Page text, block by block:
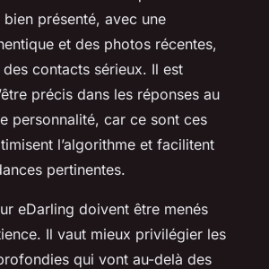
présenté, avec une
et des photos récentes,
des contacts sérieux. Il est
précis dans les réponses au
personnalité, car ce sont ces
l’algorithme et facilitent
pertinentes.
eDarling doivent être menés
Il vaut mieux privilégier les
qui vont au-delà des